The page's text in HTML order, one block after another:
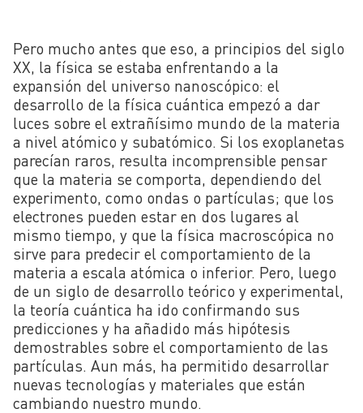
Pero mucho antes que eso, a principios del siglo
XX, la física se estaba enfrentando a la
expansión del universo nanoscópico: el
desarrollo de la física cuántica empezó a dar
luces sobre el extrañísimo mundo de la materia
a nivel atómico y subatómico. Si los exoplanetas
parecían raros, resulta incomprensible pensar
que la materia se comporta, dependiendo del
experimento, como ondas o partículas; que los
electrones pueden estar en dos lugares al
mismo tiempo, y que la física macroscópica no
sirve para predecir el comportamiento de la
materia a escala atómica o inferior. Pero, luego
de un siglo de desarrollo teórico y experimental,
la teoría cuántica ha ido confirmando sus
predicciones y ha añadido más hipótesis
demostrables sobre el comportamiento de las
partículas. Aun más, ha permitido desarrollar
nuevas tecnologías y materiales que están
cambiando nuestro mundo.